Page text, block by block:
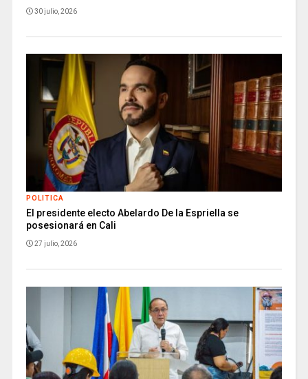
30 julio, 2026
POLITICA
El presidente electo Abelardo De la Espriella se
posesionará en Cali
27 julio, 2026